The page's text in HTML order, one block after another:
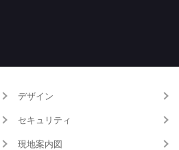
デザイン
セキュリティ
現地案内図